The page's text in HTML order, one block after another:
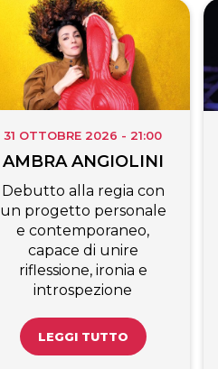
31 OTTOBRE 2026 - 21:00
AMBRA ANGIOLINI
Debutto alla regia con
un progetto personale
e contemporaneo,
capace di unire
riflessione, ironia e
introspezione
LEGGI TUTTO